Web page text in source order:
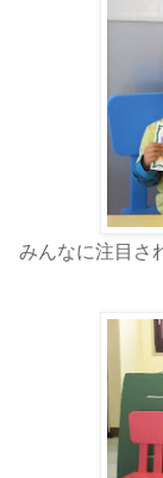
みんなに注目さ